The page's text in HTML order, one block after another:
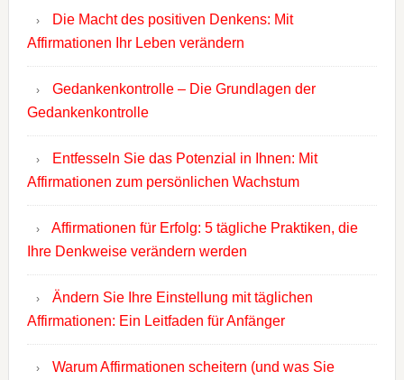
Die Macht des positiven Denkens: Mit
Affirmationen Ihr Leben verändern
Gedankenkontrolle – Die Grundlagen der
Gedankenkontrolle
Entfesseln Sie das Potenzial in Ihnen: Mit
Affirmationen zum persönlichen Wachstum
Affirmationen für Erfolg: 5 tägliche Praktiken, die
Ihre Denkweise verändern werden
Ändern Sie Ihre Einstellung mit täglichen
Affirmationen: Ein Leitfaden für Anfänger
Warum Affirmationen scheitern (und was Sie